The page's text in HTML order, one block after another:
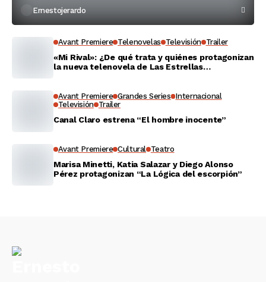
Ernestojerardo
Avant Premiere Telenovelas Televisión Trailer
«Mi Rival»: ¿De qué trata y quiénes protagonizan
la nueva telenovela de Las Estrellas
Avant Premiere Grandes Series Internacional
Televisión Trailer
Canal Claro estrena “El hombre inocente”
Avant Premiere Cultural Teatro
Marisa Minetti, Katia Salazar y Diego Alonso
Pérez protagonizan “La Lógica del escorpión”